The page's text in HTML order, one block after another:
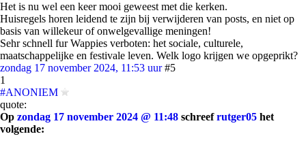
Het is nu wel een keer mooi geweest met die kerken.
Huisregels horen leidend te zijn bij verwijderen van posts, en niet op
basis van willekeur of onwelgevallige meningen!
Sehr schnell fur Wappies verboten: het sociale, culturele,
maatschappelijke en festivale leven. Welk logo krijgen we opgeprikt?
zondag 17 november 2024, 11:53 uur #5
1
#ANONIEM
quote:
Op zondag 17 november 2024 @ 11:48 schreefrutger05 het
volgende: